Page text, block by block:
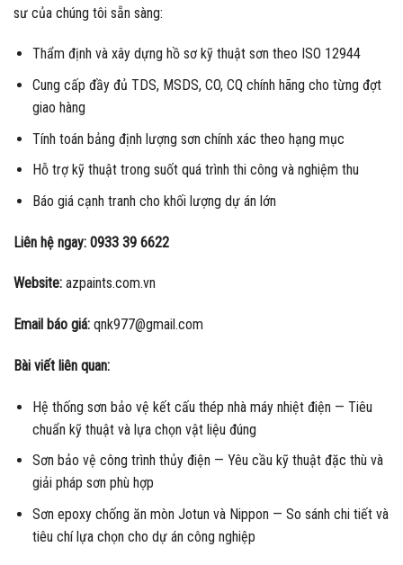
sư của chúng tôi sẵn sàng:
Thẩm định và xây dựng hồ sơ kỹ thuật sơn theo ISO 12944
Cung cấp đầy đủ TDS, MSDS, CO, CQ chính hãng cho từng đợt
giao hàng
Tính toán bảng định lượng sơn chính xác theo hạng mục
Hỗ trợ kỹ thuật trong suốt quá trình thi công và nghiệm thu
Báo giá cạnh tranh cho khối lượng dự án lớn
Liên hệ ngay: 0933 39 6622
Website: azpaints.com.vn
Email báo giá: qnk977@gmail.com
Bài viết liên quan:
Hệ thống sơn bảo vệ kết cấu thép nhà máy nhiệt điện — Tiêu
chuẩn kỹ thuật và lựa chọn vật liệu đúng
Sơn bảo vệ công trình thủy điện — Yêu cầu kỹ thuật đặc thù và
giải pháp sơn phù hợp
Sơn epoxy chống ăn mòn Jotun và Nippon — So sánh chi tiết và
tiêu chí lựa chọn cho dự án công nghiệp